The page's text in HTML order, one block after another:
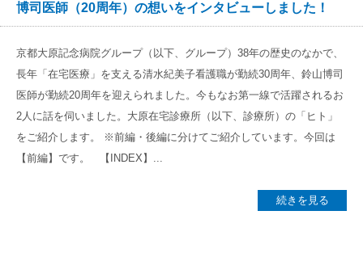
博司医師（20周年）の想いをインタビューしました！
京都大原記念病院グループ（以下、グループ）38年の歴史のなかで、
長年「在宅医療」を支える清水紀美子看護職が勤続30周年、鈴山博司
医師が勤続20周年を迎えられました。今もなお第一線で活躍されるお
2人に話を伺いました。大原在宅診療所（以下、診療所）の「ヒト」
をご紹介します。 ※前編・後編に分けてご紹介しています。今回は
【前編】です。 【INDEX】...
続きを見る